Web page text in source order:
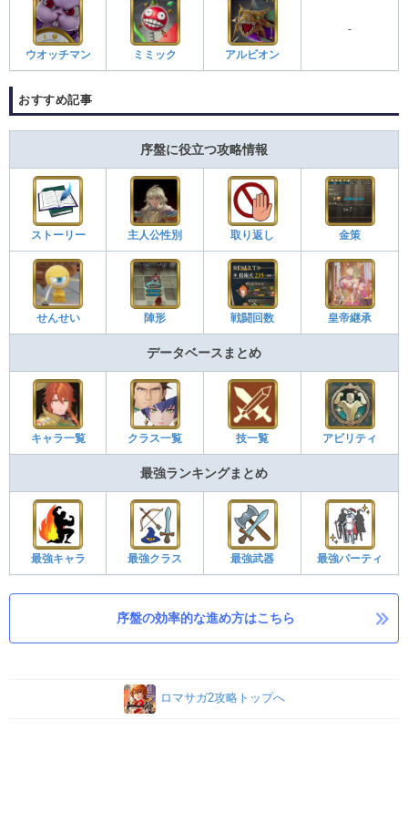
ウオッチマン ミミック アルビオン
-
おすすめ記事
序盤に役立つ攻略情報
ストーリー 主人公性別 取り返し 金策
せんせい 陣形 戦闘回数 皇帝継承
データベースまとめ
キャラ一覧 クラス一覧 技一覧 アビリティ
最強ランキングまとめ
最強キャラ 最強クラス 最強武器 最強パーティ
序盤の効率的な進め方はこちら
ロマサガ2攻略トップへ